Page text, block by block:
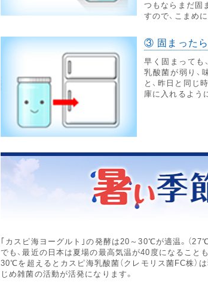
つもならまだ固
すので、こまめ
③ 固まった
早く固まっても
乳酸菌が弱り、
と、昨日と同じ
庫に入れるよう
｢カスピ海ヨーグルト｣の発酵は20～30℃が適温。（27℃
でも、最近の日本は夏場の最高気温が40度になることも
30℃を超えるとカスピ海乳酸菌（クレモリス菌FC株）は
じめ雑菌の活動が活発になります。